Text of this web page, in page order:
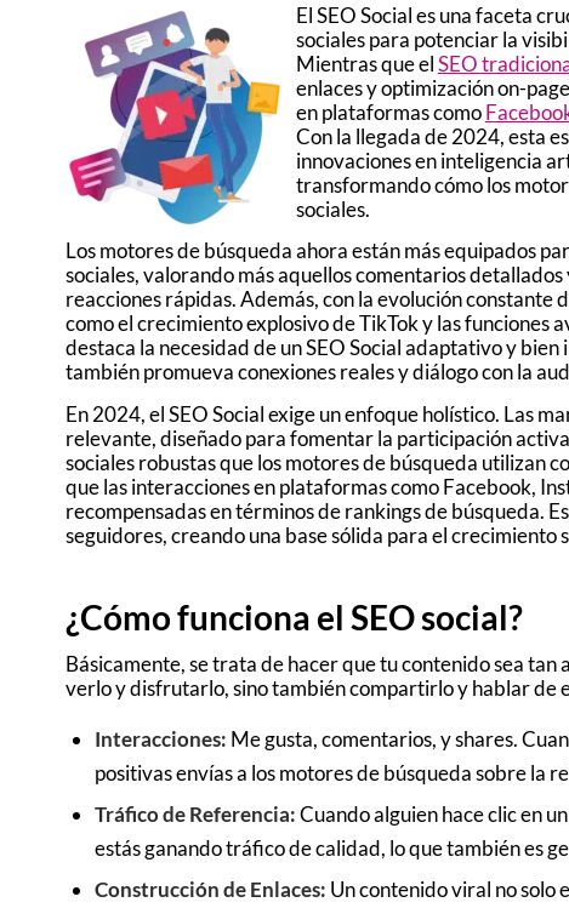
El SEO Social es una faceta
sociales para potenciar la
Mientras que elSEO
enlaces y optimización on-
en plataformas como
Con la llegada de 2024, esta
innovaciones en inteligencia
transformando cómo los
sociales.
Los motores de búsqueda ahora están más equipados
sociales, valorando más aquellos comentarios
reacciones rápidas. Además, con la evolución constante
como el crecimiento explosivo de TikTok y las funciones
destaca la necesidad de un SEO Social adaptativo y
también promueva conexiones reales y diálogo con la
En 2024, el SEO Social exige un enfoque holístico. Las
relevante, diseñado para fomentar la participación
sociales robustas que los motores de búsqueda utilizan
que las interacciones en plataformas como Facebook,
recompensadas en términos de rankings de búsqueda.
seguidores, creando una base sólida para el crecimiento
¿Cómo funciona el SEO social?
Básicamente, se trata de hacer que tu contenido sea
verlo y disfrutarlo, sino también compartirlo y hablar de
Interacciones: Me gusta, comentarios, y shares.
positivas envías a los motores de búsqueda sobre la
Tráfico de Referencia:Cuando alguien hace clic en
estás ganando tráfico de calidad, lo que también es
Construcción de Enlaces: Un contenido viral no solo